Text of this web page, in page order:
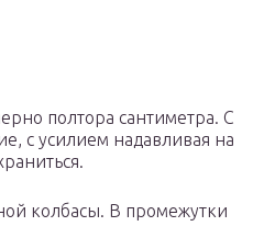
полтора сантиметра. С
с усилием надавливая на
колбасы. В промежутки